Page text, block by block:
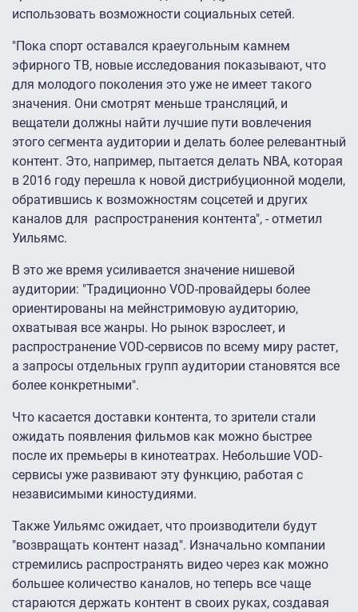
использовать возможности социальных сетей.
"Пока спорт оставался краеугольным камнем
эфирного ТВ, новые исследования показывают, что
для молодого поколения это уже не имеет такого
значения. Они смотрят меньше трансляций, и
вещатели должны найти лучшие пути вовлечения
этого сегмента аудитории и делать более релевантный
контент. Это, например, пытается делать NBA, которая
в 2016 году перешла к новой дистрибуционной модели,
обратившись к возможностям соцсетей и других
каналов для распространения контента", - отметил
Уильямс.
В это же время усиливается значение нишевой
аудитории: "Традиционно VOD-провайдеры более
ориентированы на мейнстримовую аудиторию,
охватывая все жанры. Но рынок взрослеет, и
распространение VOD-сервисов по всему миру растет,
а запросы отдельных групп аудитории становятся все
более конкретными".
Что касается доставки контента, то зрители стали
ожидать появления фильмов как можно быстрее
после их премьеры в кинотеатрах. Небольшие VOD-
сервисы уже развивают эту функцию, работая с
независимыми киностудиями.
Также Уильямс ожидает, что производители будут
"возвращать контент назад". Изначально компании
стремились распространять видео через как можно
большее количество каналов, но теперь все чаще
стараются держать контент в своих руках, создавая